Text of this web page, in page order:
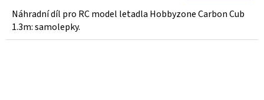
Náhradní díl pro RC model letadla Hobbyzone Carbon Cub
1.3m: samolepky.